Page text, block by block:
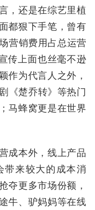
，还是在综艺里植
都狠下手笔，曾有
营销费用占总运营
传上面也丝毫不逊
作为代言人之外，
《楚乔转》等热门
马蜂窝更是在世界
成本外，线上产品
带来较大的成本消
夺更多市场份额，
牛、驴妈妈等在线